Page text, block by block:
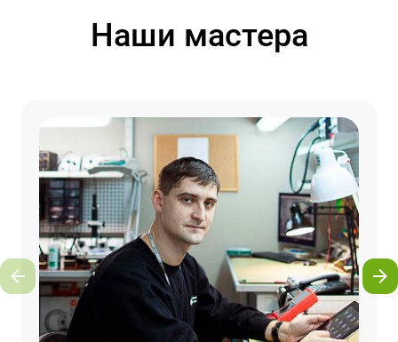
Наши мастера